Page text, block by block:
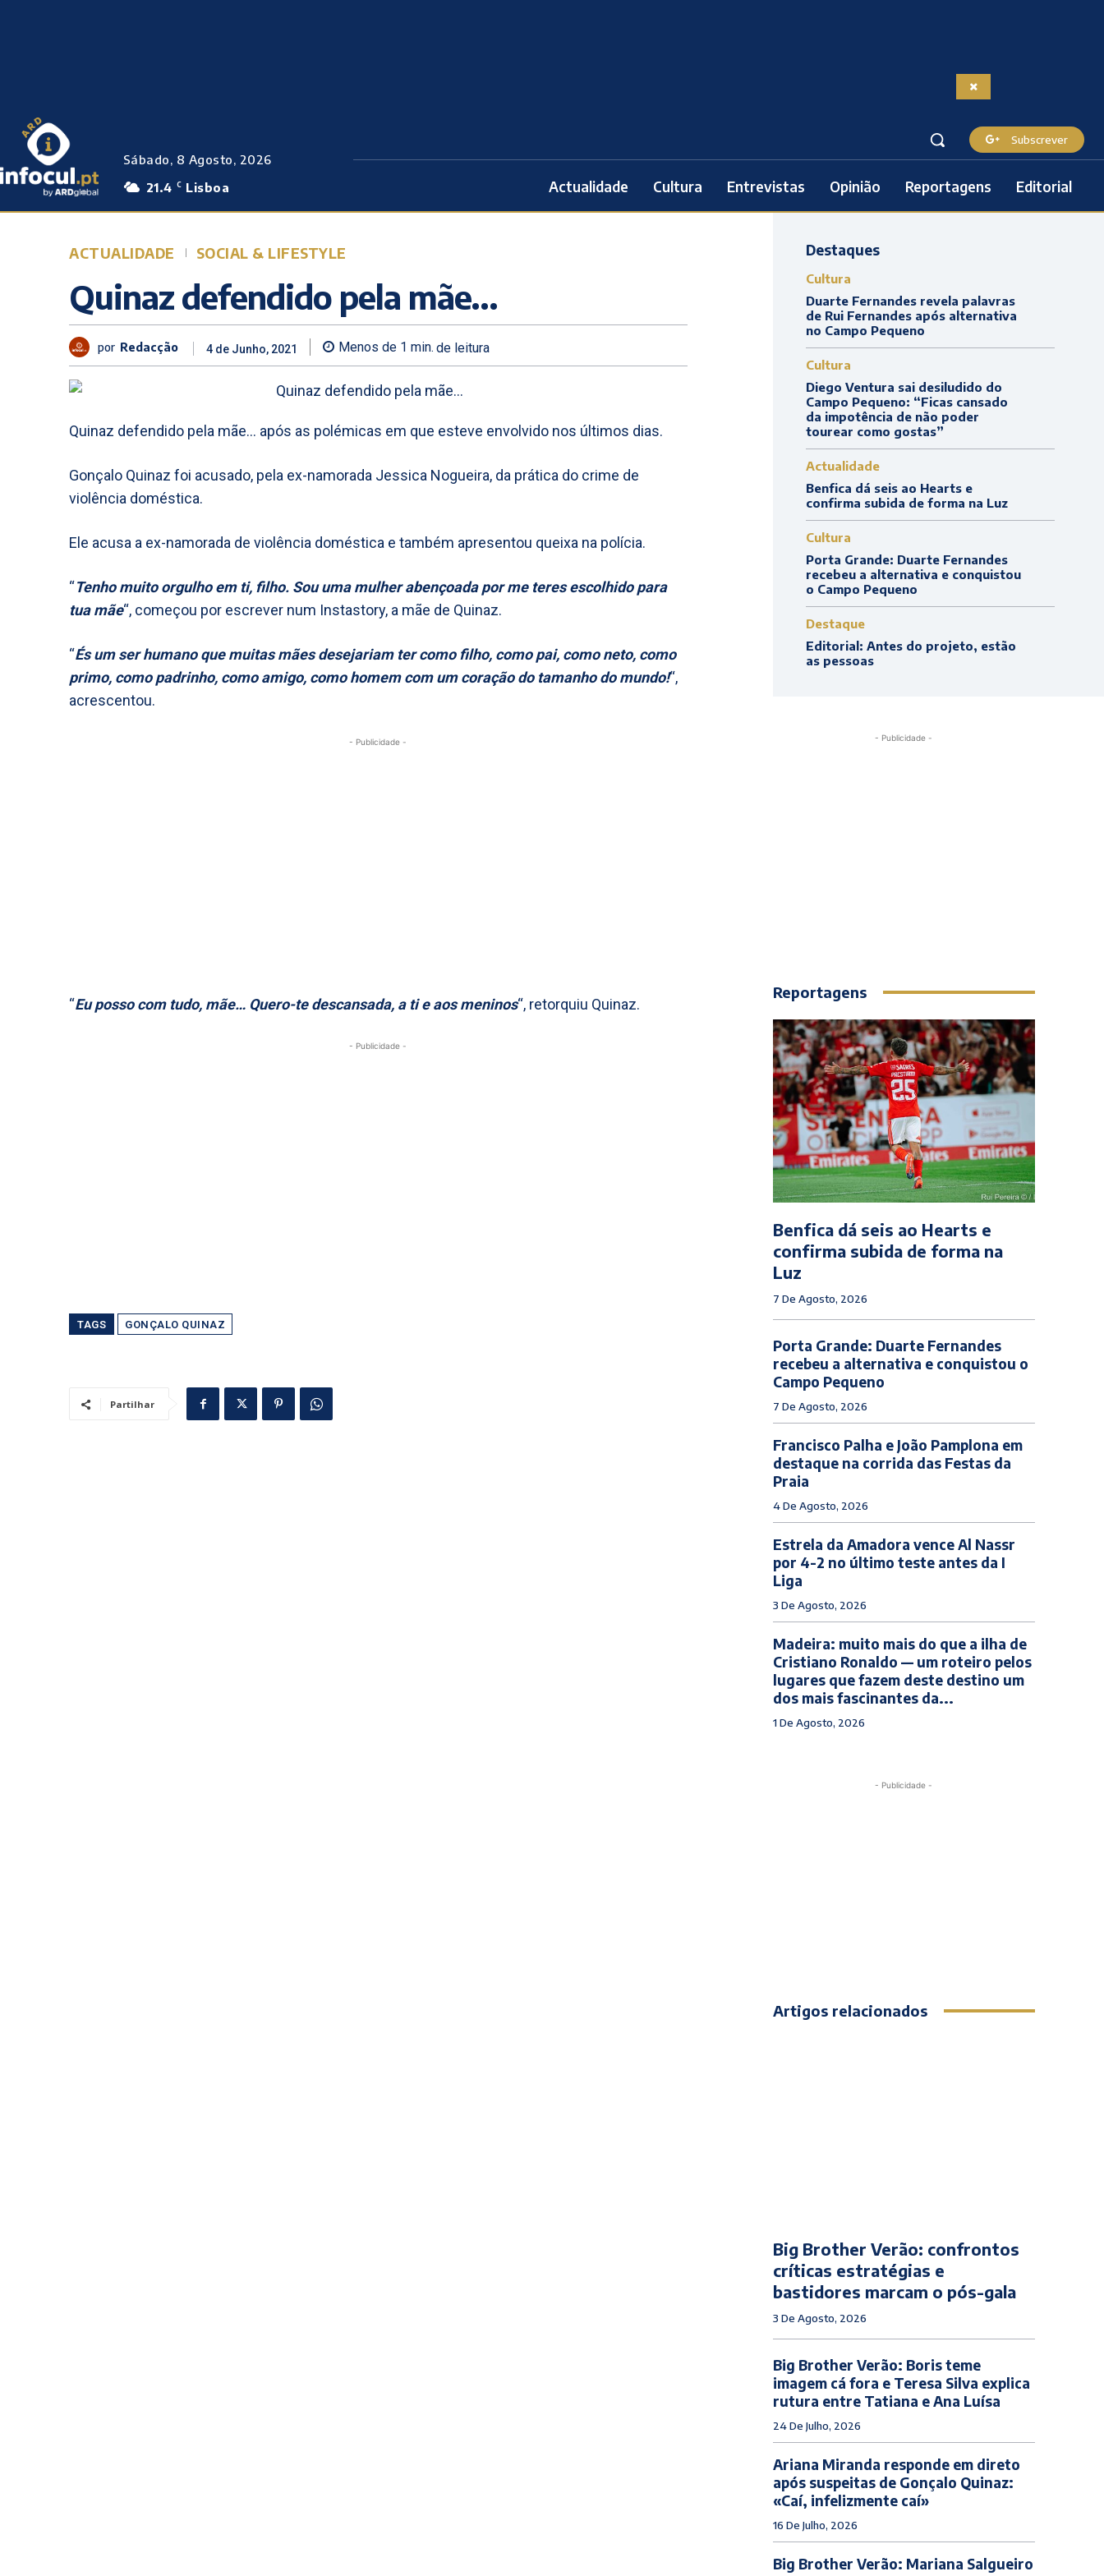
Sábado, 8 Agosto, 2026
21.4 C Lisboa
Subscrever
Actualidade Cultura Entrevistas Opinião Reportagens Editorial
ACTUALIDADE SOCIAL & LIFESTYLE
Quinaz defendido pela mãe…
por Redacção 4 de Junho, 2021 Menos de 1 min. de leitura
Quinaz defendido pela mãe… após as polémicas em que esteve envolvido nos últimos dias.
Gonçalo Quinaz foi acusado, pela ex-namorada Jessica Nogueira, da prática do crime de
violência doméstica.
Ele acusa a ex-namorada de violência doméstica e também apresentou queixa na polícia.
“Tenho muito orgulho em ti, filho. Sou uma mulher abençoada por me teres escolhido para
tua mãe“, começou por escrever num Instastory, a mãe de Quinaz.
“És um ser humano que muitas mães desejariam ter como filho, como pai, como neto, como
primo, como padrinho, como amigo, como homem com um coração do tamanho do mundo!“,
acrescentou.
- Publicidade -
“Eu posso com tudo, mãe… Quero-te descansada, a ti e aos meninos“, retorquiu Quinaz.
- Publicidade -
TAGS GONÇALO QUINAZ
Partilhar
Destaques
Cultura
Duarte Fernandes revela palavras
de Rui Fernandes após alternativa
no Campo Pequeno
Cultura
Diego Ventura sai desiludido do
Campo Pequeno: “Ficas cansado
da impotência de não poder
tourear como gostas”
Actualidade
Benfica dá seis ao Hearts e
confirma subida de forma na Luz
Cultura
Porta Grande: Duarte Fernandes
recebeu a alternativa e conquistou
o Campo Pequeno
Destaque
Editorial: Antes do projeto, estão
as pessoas
- Publicidade -
Reportagens
Benfica dá seis ao Hearts e
confirma subida de forma na
Luz
7 De Agosto, 2026
Porta Grande: Duarte Fernandes
recebeu a alternativa e conquistou o
Campo Pequeno
7 De Agosto, 2026
Francisco Palha e João Pamplona em
destaque na corrida das Festas da
Praia
4 De Agosto, 2026
Estrela da Amadora vence Al Nassr
por 4-2 no último teste antes da I
Liga
3 De Agosto, 2026
Madeira: muito mais do que a ilha de
Cristiano Ronaldo — um roteiro pelos
lugares que fazem deste destino um
dos mais fascinantes da...
1 De Agosto, 2026
- Publicidade -
Artigos relacionados
Big Brother Verão: confrontos
críticas estratégias e
bastidores marcam o pós-gala
3 De Agosto, 2026
Big Brother Verão: Boris teme
imagem cá fora e Teresa Silva explica
rutura entre Tatiana e Ana Luísa
24 De Julho, 2026
Ariana Miranda responde em direto
após suspeitas de Gonçalo Quinaz:
«Caí, infelizmente caí»
16 De Julho, 2026
Big Brother Verão: Mariana Salgueiro